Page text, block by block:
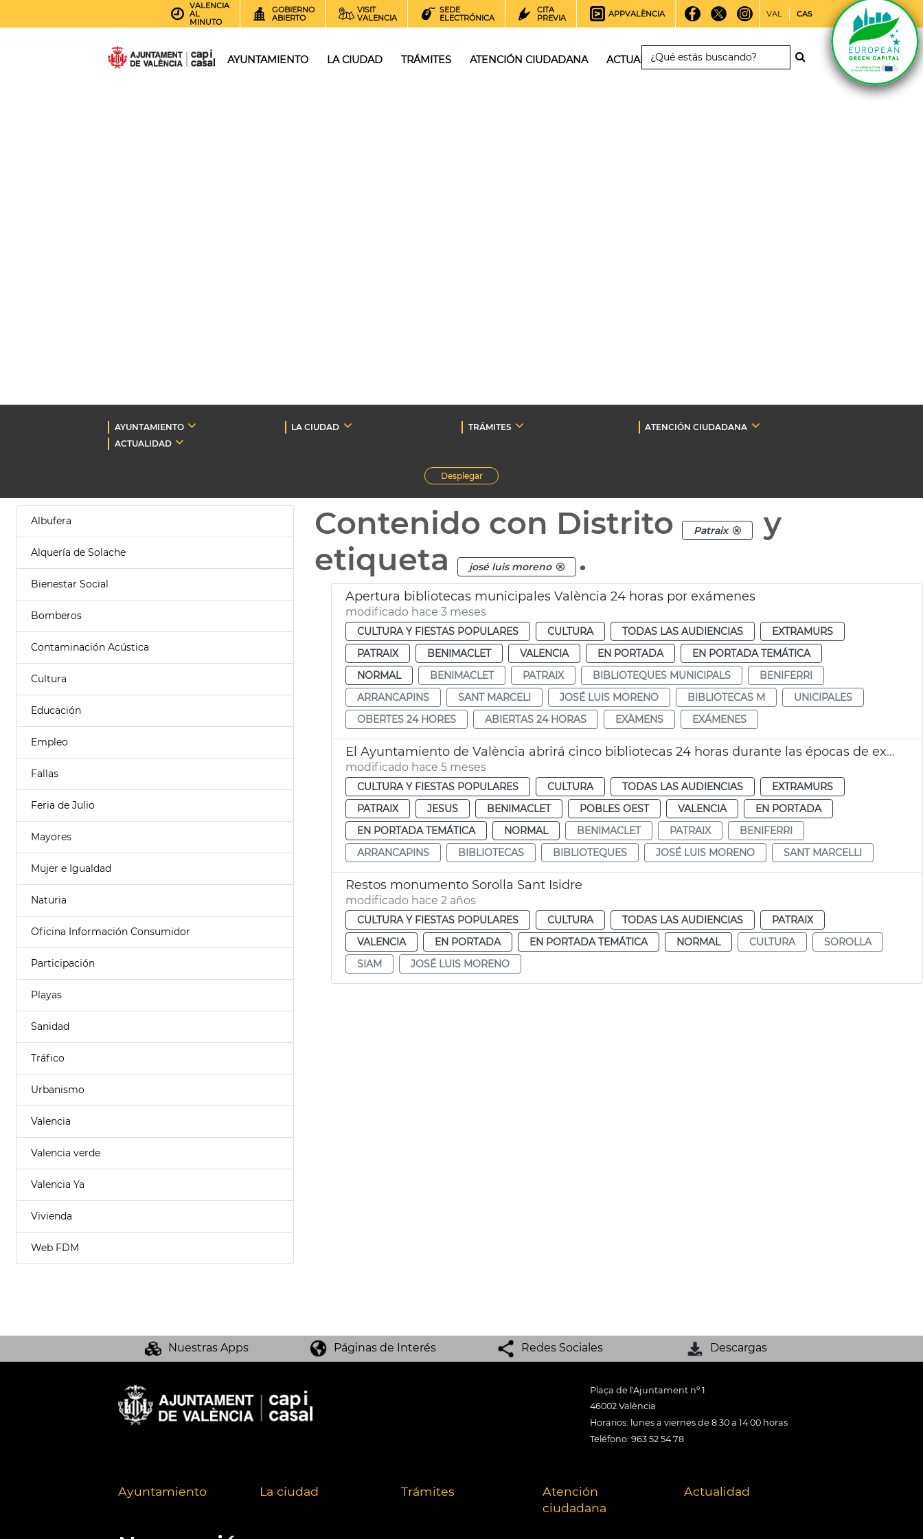
VALENCIA
AL
MINUTO
GOBIERNO
ABIERTO
VISIT
VALENCIA
SEDE
ELECTRÓNICA
CITA
PREVIA
APPVALÈNCIA VAL CAS
AYUNTAMIENTO LA CIUDAD TRÁMITES ATENCIÓN CIUDADANA ACTUALIDAD
AYUNTAMIENTO LA CIUDAD TRÁMITES
ATENCIÓN CIUDADANA
ACTUALIDAD
Desplegar
Albufera
Alquería de Solache
Bienestar Social
Bomberos
Contaminación Acústica
Cultura
Educación
Empleo
Fallas
Feria de Julio
Mayores
Mujer e Igualdad
Naturia
Oficina Información Consumidor
Participación
Playas
Sanidad
Tráfico
Urbanismo
Valencia
Valencia verde
Valencia Ya
Vivienda
Web FDM
Contenido con Distrito Patraix
y
etiqueta
josé luis moreno .
Apertura bibliotecas municipales València 24 horas por exámenes
modificado hace 3 meses
CULTURA Y FIESTAS POPULARES CULTURA TODAS LAS AUDIENCIAS
EXTRAMURS
PATRAIX
BENIMACLET VALENCIA EN PORTADA
EN PORTADA TEMÁTICA
NORMAL
BENIMACLET PATRAIX BIBLIOTEQUES MUNICIPALS
BENIFERRI
ARRANCAPINS
SANT MARCELI JOSÉ LUIS MORENO BIBLIOTECAS M
UNICIPALES
OBERTES 24 HORES
ABIERTAS 24 HORAS EXÀMENS EXÁMENES
El Ayuntamiento de València abrirá cinco bibliotecas 24 horas durante las épocas de exámenes
modificado hace 5 meses
CULTURA Y FIESTAS POPULARES CULTURA TODAS LAS AUDIENCIAS
EXTRAMURS
PATRAIX
JESUS BENIMACLET POBLES OEST VALENCIA
EN PORTADA
EN PORTADA TEMÁTICA
NORMAL BENIMACLET PATRAIX
BENIFERRI
ARRANCAPINS
BIBLIOTECAS BIBLIOTEQUES JOSÉ LUIS MORENO SANT MARCELLI
Restos monumento Sorolla Sant Isidre
modificado hace 2 años
CULTURA Y FIESTAS POPULARES CULTURA TODAS LAS AUDIENCIAS
PATRAIX
VALENCIA
EN PORTADA EN PORTADA TEMÁTICA NORMAL CULTURA
SOROLLA
SIAM
JOSÉ LUIS MORENO
Nuestras Apps Páginas de Interés Redes Sociales Descargas
Plaça de l'Ajuntament nº 1
46002 València
Horarios: lunes a viernes de 8:30 a 14:00 horas
Teléfono: 963 52 54 78
Ayuntamiento La ciudad Trámites
Atención
ciudadana
Actualidad